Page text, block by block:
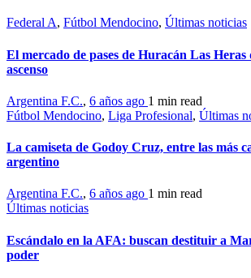
Federal A, Fútbol Mendocino, Últimas noticias
El mercado de pases de Huracán Las Heras
ascenso
Argentina F.C., 6 años ago 1 min read
Fútbol Mendocino, Liga Profesional, Últimas
La camiseta de Godoy Cruz, entre las más
argentino
Argentina F.C., 6 años ago 1 min read
Últimas noticias
Escándalo en la AFA: buscan destituir a
poder